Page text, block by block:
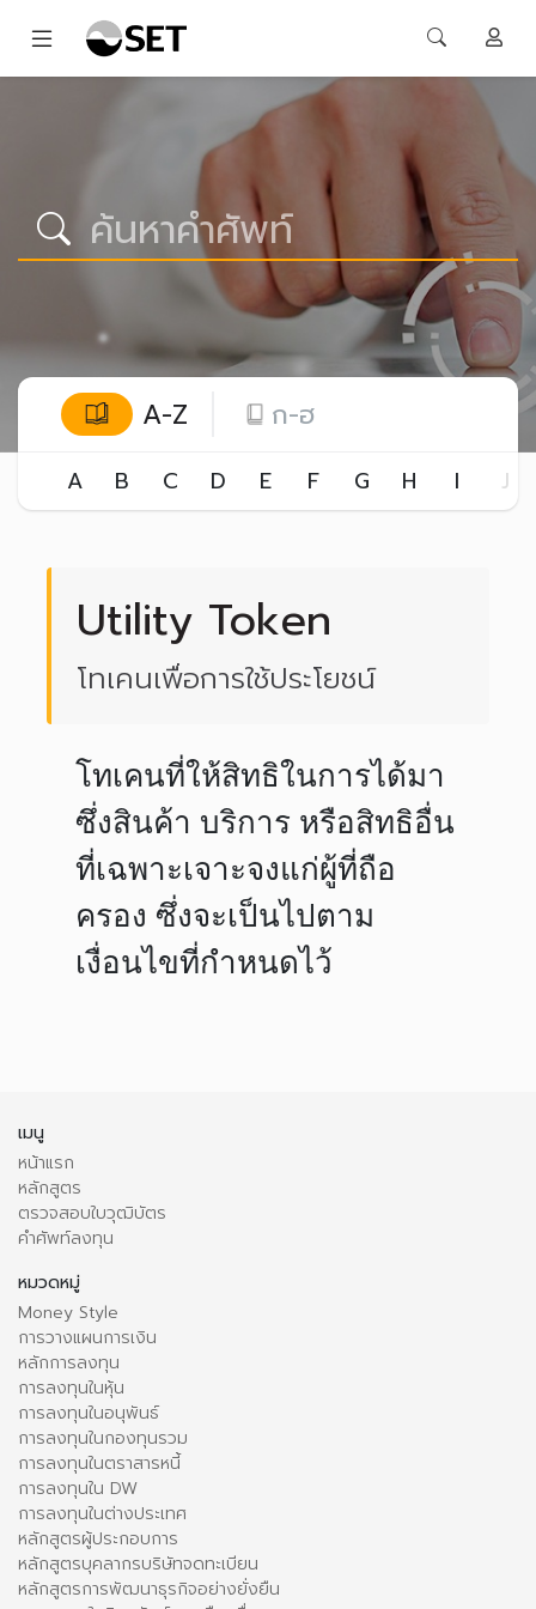
A-Z ก-ฮ
A B C D E F G H I J
Utility Token
โทเคนเพื่อการใช้ประโยชน์
โทเคนที่ให้สิทธิในการได้มา
ซึ่งสินค้า บริการ หรือสิทธิอื่น
ที่เฉพาะเจาะจงแก่ผู้ที่ถือ
ครอง ซึ่งจะเป็นไปตาม
เงื่อนไขที่กำหนดไว้
เมนู
หน้าแรก
หลักสูตร
ตรวจสอบใบวุฒิบัตร
คำศัพท์ลงทุน
หมวดหมู่
Money Style
การวางแผนการเงิน
หลักการลงทุน
การลงทุนในหุ้น
การลงทุนในอนุพันธ์
การลงทุนในกองทุนรวม
การลงทุนในตราสารหนี้
การลงทุนใน DW
การลงทุนในต่างประเทศ
หลักสูตรผู้ประกอบการ
หลักสูตรบุคลากรบริษัทจดทะเบียน
หลักสูตรการพัฒนาธุรกิจอย่างยั่งยืน